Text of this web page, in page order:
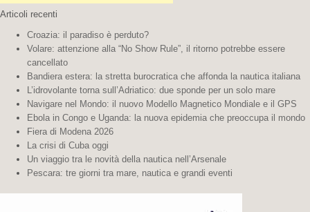
Articoli recenti
Croazia: il paradiso è perduto?
Volare: attenzione alla “No Show Rule”, il ritorno potrebbe essere
cancellato
Bandiera estera: la stretta burocratica che affonda la nautica italiana
L’idrovolante torna sull’Adriatico: due sponde per un solo mare
Navigare nel Mondo: il nuovo Modello Magnetico Mondiale e il GPS
Ebola in Congo e Uganda: la nuova epidemia che preoccupa il mondo
Fiera di Modena 2026
La crisi di Cuba oggi
Un viaggio tra le novità della nautica nell’Arsenale
Pescara: tre giorni tra mare, nautica e grandi eventi